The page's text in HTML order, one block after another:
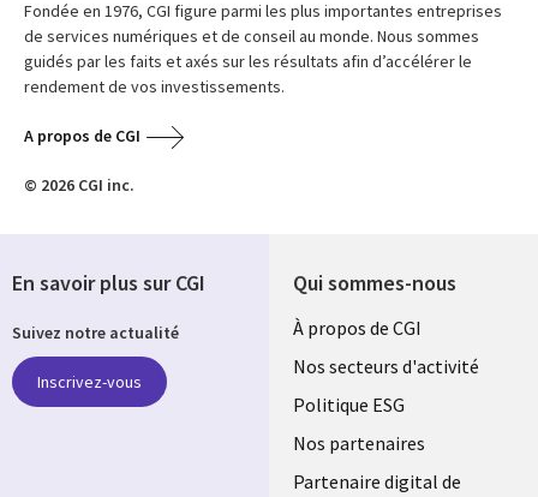
Fondée en 1976, CGI figure parmi les plus importantes entreprises
de services numériques et de conseil au monde. Nous sommes
guidés par les faits et axés sur les résultats afin d’accélérer le
rendement de vos investissements.
A propos de CGI
© 2026 CGI inc.
Qui sommes-nous
Useful
links
FRANCE
À propos de CGI
Nos secteurs d'activité
Politique ESG
Nos partenaires
Partenaire digital de
En savoir plus sur CGI
Suivez notre actualité
Inscrivez-vous